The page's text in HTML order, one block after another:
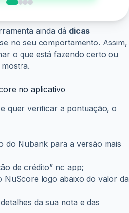
ainda dá dicas
no seu comportamento. Assim,
o que está fazendo certo ou
no aplicativo
quer verificar a pontuação, o
do Nubank para a versão mais
de crédito” no app;
NuScore logo abaixo do valor da
da sua nota e das